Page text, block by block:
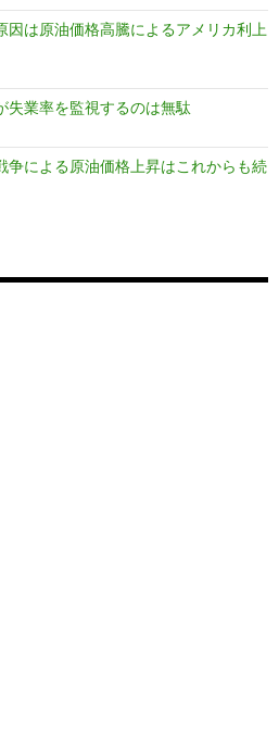
因は原油価格高騰によるアメリカ利上
失業率を監視するのは無駄
争による原油価格上昇はこれからも続